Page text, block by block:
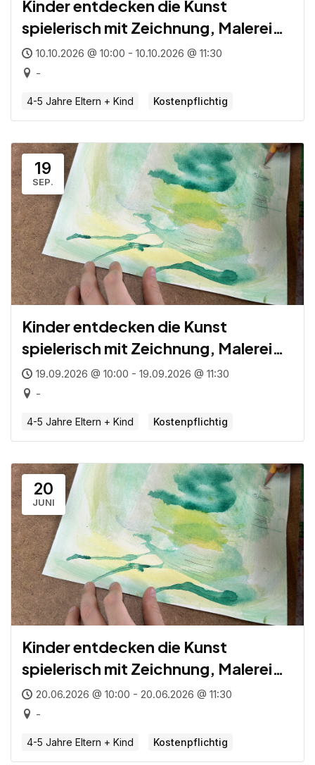
Kinder entdecken die Kunst
spielerisch mit Zeichnung, Malerei
und Druckgrafik für Eltern und Kind
(4 – 5 Jahre)
10.10.2026 @ 10:00 - 10.10.2026 @ 11:30
-
4-5 Jahre Eltern + Kind Kostenpflichtig
19
SEP.
Kinder entdecken die Kunst
spielerisch mit Zeichnung, Malerei
und Druckgrafik für Eltern und Kind
(4 – 5 Jahre)
19.09.2026 @ 10:00 - 19.09.2026 @ 11:30
-
4-5 Jahre Eltern + Kind Kostenpflichtig
20
JUNI
Kinder entdecken die Kunst
spielerisch mit Zeichnung, Malerei
und Druckgrafik für Eltern und Kind
(4 – 5 Jahre)
20.06.2026 @ 10:00 - 20.06.2026 @ 11:30
-
4-5 Jahre Eltern + Kind Kostenpflichtig